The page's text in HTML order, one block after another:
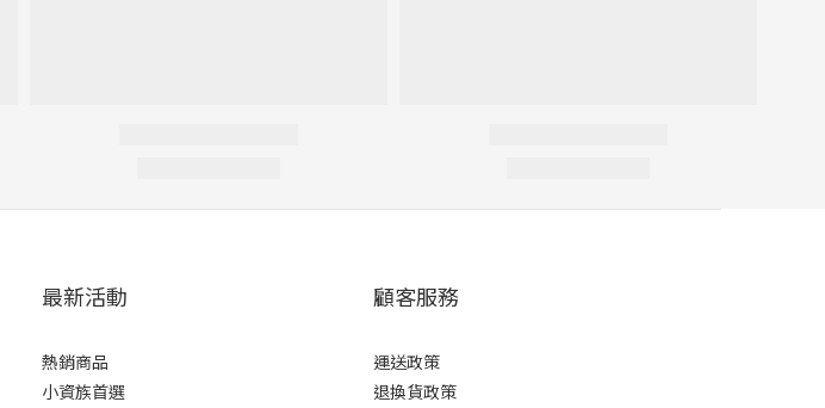
最新活動
熱銷商品
小資族首選
顧客服務
運送政策
退換貨政策